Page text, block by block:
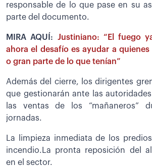
responsable de lo que pase en su
parte del documento.
MIRA AQUÍ: Justiniano: “El fuego
ahora el desafío es ayudar a
o gran parte de lo que tenían”
Además del cierre, los dirigentes
que gestionarán ante las
las ventas de los “mañaneros”
jornadas.
La limpieza inmediata de los
incendio.La pronta reposición del
en el sector.